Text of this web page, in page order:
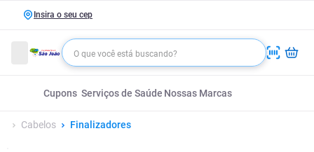
Insira o seu cep
Cupons Serviços de Saúde Nossas Marcas
Cabelos Finalizadores